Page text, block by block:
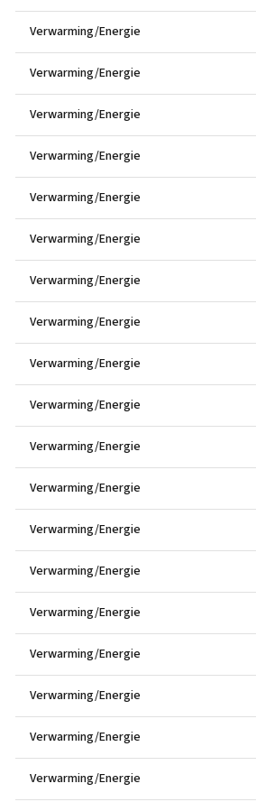
Verwarming/Energie
Verwarming/Energie
Verwarming/Energie
Verwarming/Energie
Verwarming/Energie
Verwarming/Energie
Verwarming/Energie
Verwarming/Energie
Verwarming/Energie
Verwarming/Energie
Verwarming/Energie
Verwarming/Energie
Verwarming/Energie
Verwarming/Energie
Verwarming/Energie
Verwarming/Energie
Verwarming/Energie
Verwarming/Energie
Verwarming/Energie